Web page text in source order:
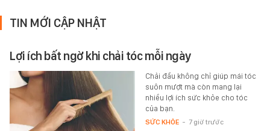
TIN MỚI CẬP NHẬT
Lợi ích bất ngờ khi chải tóc mỗi ngày
Chải đầu không chỉ giúp mái tóc
suôn mượt mà còn mang lại
nhiều lợi ích sức khỏe cho tóc
của bạn.
SỨC KHỎE - 7 giờ trước